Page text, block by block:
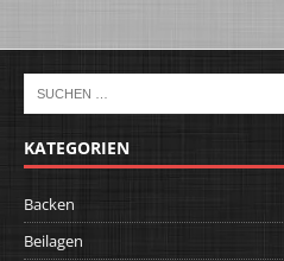
KATEGORIEN
Backen
Beilagen